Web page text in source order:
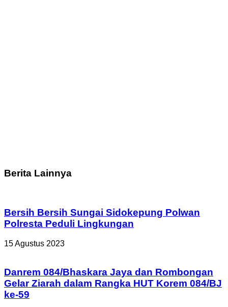
Berita Lainnya
Bersih Bersih Sungai Sidokepung Polwan
Polresta Peduli Lingkungan
15 Agustus 2023
Danrem 084/Bhaskara Jaya dan Rombongan
Gelar Ziarah dalam Rangka HUT Korem 084/BJ
ke-59